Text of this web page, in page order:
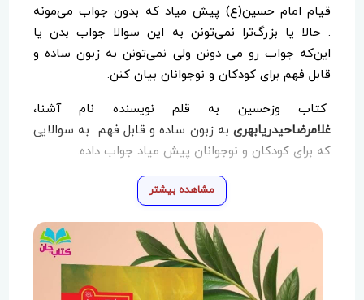
قیام امام حسین(ع) پیش میاد که بدون جواب می‌مونه
. حالا یا بزرگ‌ترا نمی‌تونن به این سوالا جواب بدن یا
این‌که جواب رو می دونن ولی نمی‌تونن به زبون ساده و
قابل فهم برای کودکان و نوجوانان بیان کنن.
کتاب وزحسین به قلم نویسنده نام آشنا،
غلامرضاحیدریابهریبه زبون ساده و قابل فهم به سوالایی
که برای کودکان و نوجوانان پیش میاد جواب داده.
مشاهده بیشتر